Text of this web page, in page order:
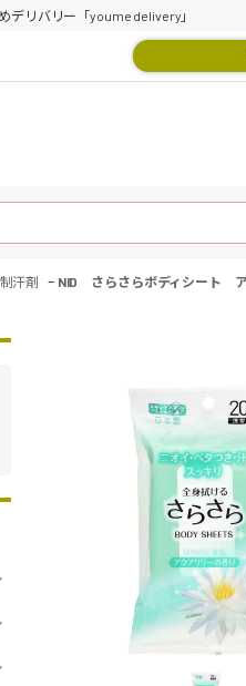
デリバリー「youme delivery」
制汗剤 - NID さらさらボディシート